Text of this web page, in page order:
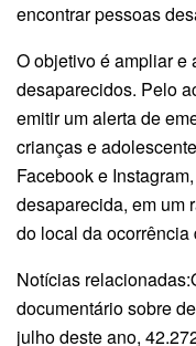
encontrar pessoas
O objetivo é ampliar e
desaparecidos. Pelo
emitir um alerta de
crianças e
Facebook e
desaparecida, em um
do local da
Notícias
documentário sobre
julho deste ano,